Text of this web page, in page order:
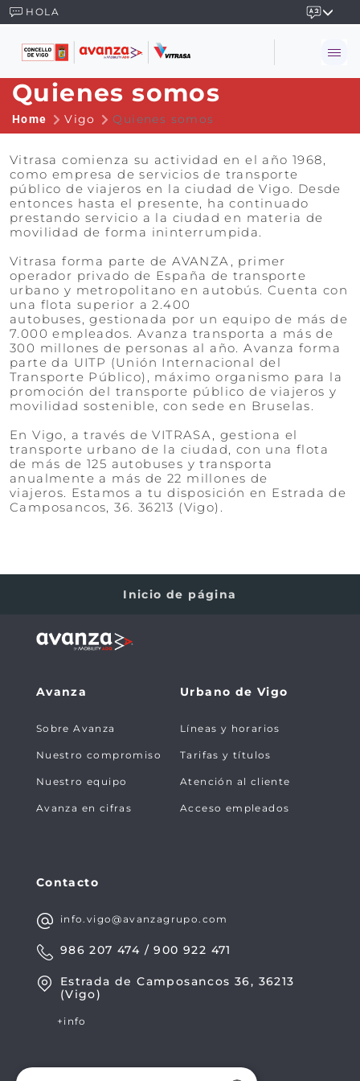
HOLA
Quienes somos
Home Vigo Quienes somos
Vitrasa comienza su actividad en el año 1968,
como empresa de servicios de transporte
público de viajeros en la ciudad de Vigo. Desde
entonces hasta el presente, ha continuado
prestando servicio a la ciudad en materia de
movilidad de forma ininterrumpida.
Vitrasa forma parte de AVANZA, primer
operador privado de España de transporte
urbano y metropolitano en autobús. Cuenta con
una flota superior a 2.400
autobuses, gestionada por un equipo de más de
7.000 empleados. Avanza transporta a más de
300 millones de personas al año. Avanza forma
parte da UITP (Unión Internacional del
Transporte Público), máximo organismo para la
promoción del transporte público de viajeros y
movilidad sostenible, con sede en Bruselas.
​​​​​​​En Vigo, a través de VITRASA, gestiona el
transporte urbano de la ciudad, con una flota
de más de 125 autobuses y transporta
anualmente a más de 22 millones de
viajeros. Estamos a tu disposición en Estrada de
Camposancos, 36. 36213 (Vigo).
Inicio de página
Avanza
Sobre Avanza
Nuestro compromiso
Nuestro equipo
Avanza en cifras
Urbano de Vigo
Líneas y horarios
Tarifas y títulos
Atención al cliente
Acceso empleados
Contacto
info.vigo@avanzagrupo.com
986 207 474 / 900 922 471
Estrada de Camposancos 36, 36213
(Vigo)
+info